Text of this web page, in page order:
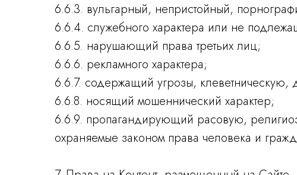
6.6.3. вульгарный, непристойный,
6.6.4. служебного характера или не
6.6.5. нарушающий права третьих лиц;
6.6.6. рекламного характера;
6.6.7. содержащий угрозы,
6.6.8. носящий мошеннический характер;
6.6.9. пропагандирующий расовую,
охраняемые законом права человека и